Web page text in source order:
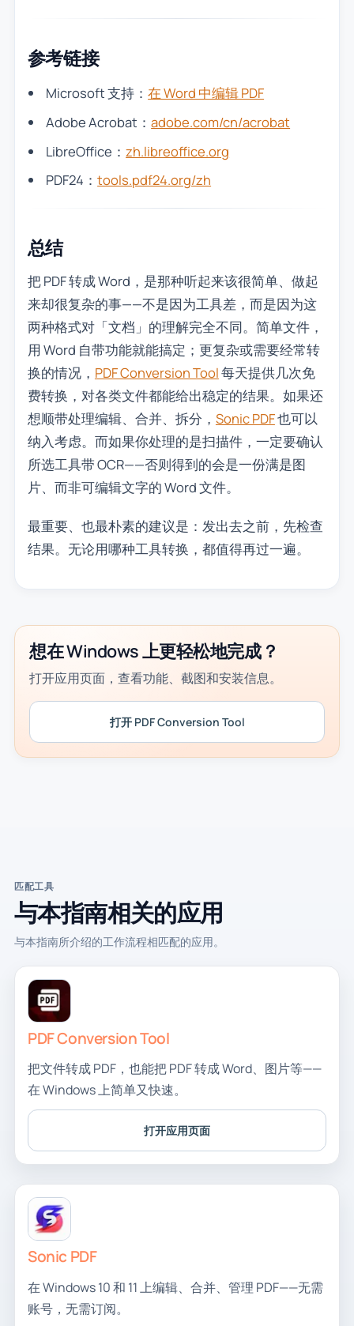
参考链接
Microsoft 支持：在 Word 中编辑 PDF
Adobe Acrobat：adobe.com/cn/acrobat
LibreOffice：zh.libreoffice.org
PDF24：tools.pdf24.org/zh
总结
把 PDF 转成 Word，是那种听起来该很简单、做起
来却很复杂的事——不是因为工具差，而是因为这
两种格式对「文档」的理解完全不同。简单文件，
用 Word 自带功能就能搞定；更复杂或需要经常转
换的情况， PDF Conversion Tool每天提供几次免
费转换，对各类文件都能给出稳定的结果。如果还
想顺带处理编辑、合并、拆分， Sonic PDF也可以
纳入考虑。而如果你处理的是扫描件，一定要确认
所选工具带 OCR——否则得到的会是一份满是图
片、而非可编辑文字的 Word 文件。
最重要、也最朴素的建议是：发出去之前，先检查
结果。无论用哪种工具转换，都值得再过一遍。
想在 Windows 上更轻松地完成？
打开应用页面，查看功能、截图和安装信息。
打开 PDF Conversion Tool
匹配工具
与本指南相关的应用
与本指南所介绍的工作流程相匹配的应用。
PDF Conversion Tool
把文件转成 PDF，也能把 PDF 转成 Word、图片等——
在 Windows 上简单又快速。
打开应用页面
Sonic PDF
在 Windows 10 和 11 上编辑、合并、管理 PDF——无需
账号，无需订阅。